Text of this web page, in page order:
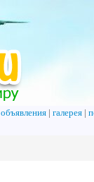
объявления галерея